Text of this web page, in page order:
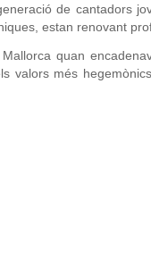
de cantadors
estan renovant
quan
valors més